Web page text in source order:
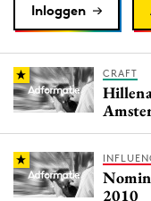
Inloggen
CRAFT
2010